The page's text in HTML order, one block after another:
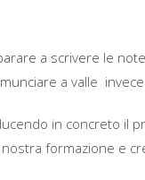
a scrivere le
a valle
in concreto il
formazione e